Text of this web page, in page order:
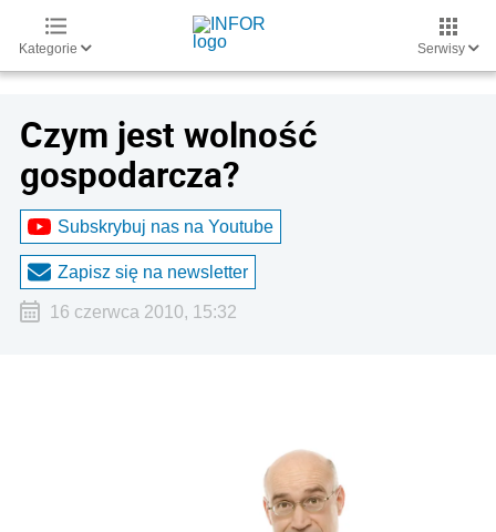
Kategorie Serwisy
Czym jest wolność
gospodarcza?
Subskrybuj nas na Youtube
Zapisz się na newsletter
16 czerwca 2010, 15:32